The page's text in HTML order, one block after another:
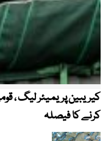
کرنے کا فیصلہ